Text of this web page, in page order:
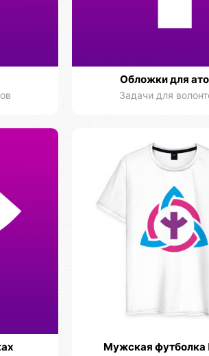
Обложки для
Задачи для
Мужская футболка